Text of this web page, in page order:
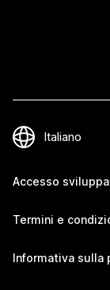
Accesso
Termini e
Informativa sulla